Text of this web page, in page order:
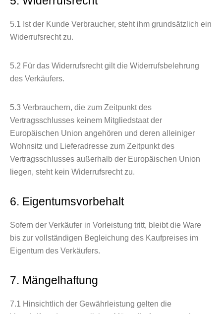
5.1 Ist der Kunde Verbraucher, steht ihm grundsätzlich ein
Widerrufsrecht zu.
5.2 Für das Widerrufsrecht gilt die Widerrufsbelehrung
des Verkäufers.
5.3 Verbrauchern, die zum Zeitpunkt des
Vertragsschlusses keinem Mitgliedstaat der
Europäischen Union angehören und deren alleiniger
Wohnsitz und Lieferadresse zum Zeitpunkt des
Vertragsschlusses außerhalb der Europäischen Union
liegen, steht kein Widerrufsrecht zu.
6. Eigentumsvorbehalt
Sofern der Verkäufer in Vorleistung tritt, bleibt die Ware
bis zur vollständigen Begleichung des Kaufpreises im
Eigentum des Verkäufers.
7. Mängelhaftung
7.1 Hinsichtlich der Gewährleistung gelten die